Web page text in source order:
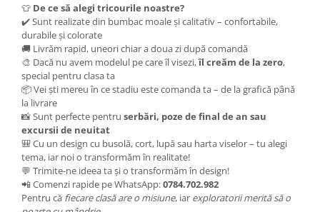
👕 De ce să alegi tricourile noastre?
✔️ Sunt realizate din bumbac moale și calitativ – confortabile,
durabile și colorate
🚚 Livrăm rapid, uneori chiar a doua zi după comandă
🎨 Dacă nu avem modelul pe care îl visezi,îl creăm de la zero,
special pentru clasa ta
📦 Vei ști mereu în ce stadiu este comanda ta – de la grafică până
la livrare
📸 Sunt perfecte pentru serbări, poze de final de an sau
excursii de neuitat
🎒 Cu un design cu busolă, cort, lupă sau harta viselor – tu alegi
tema, iar noi o transformăm în realitate!
💬 Trimite-ne ideea ta și o transformăm în design!
📲 Comenzi rapide pe WhatsApp:0784.702.982
Pentru că fiecare clasă are o misiune, iar exploratorii merită să o